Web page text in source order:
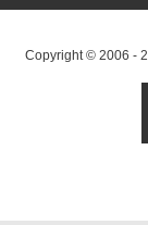
Copyright © 2006 -